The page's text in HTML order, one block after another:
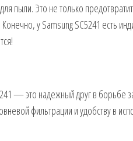
пыли. Это не только
у Samsung SC5241 есть
— это надежный друг в борьбе
фильтрации и удобству в